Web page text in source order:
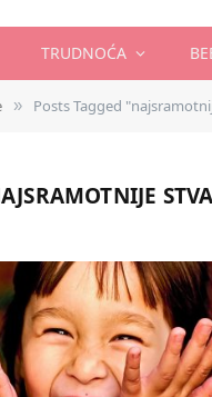
TRUDNOĆA
» Posts Tagged